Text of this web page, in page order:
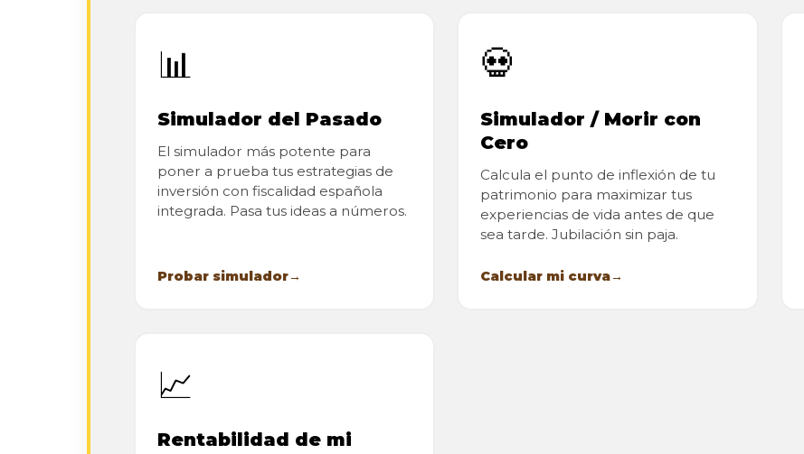
📊
Simulador del Pasado
El simulador más potente para
poner a prueba tus estrategias de
inversión con fiscalidad española
integrada. Pasa tus ideas a números.
Probar simulador→
💀
Simulador / Morir con
Cero
Calcula el punto de inflexión de tu
patrimonio para maximizar tus
experiencias de vida antes de que
sea tarde. Jubilación sin paja.
Calcular mi curva→
📈
Rentabilidad de mi